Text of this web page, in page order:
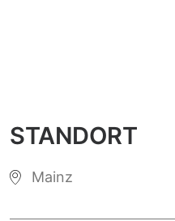
STANDORT
Mainz